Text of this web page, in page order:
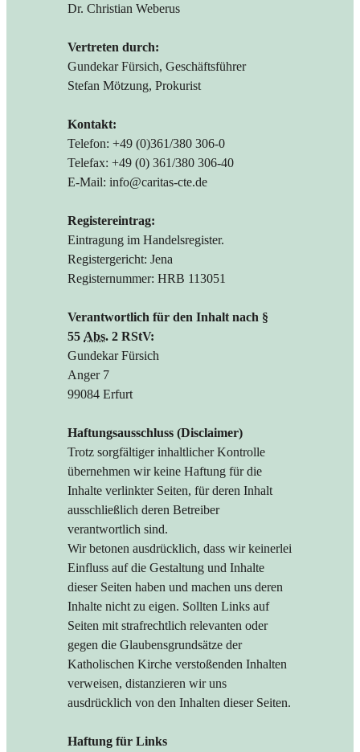
Dr. Christian Weberus
Vertreten durch:
Gundekar Fürsich, Geschäftsführer
Stefan Mötzung, Prokurist
Kontakt:
Telefon: +49 (0)361/380 306-0
Telefax: +49 (0) 361/380 306-40
E-Mail: info@caritas-cte.de
Registereintrag:
Eintragung im Handelsregister.
Registergericht: Jena
Registernummer: HRB 113051
Verantwortlich für den Inhalt nach §
55 Abs. 2 RStV:
Gundekar Fürsich
Anger 7
99084 Erfurt
Haftungsausschluss (Disclaimer)
Trotz sorgfältiger inhaltlicher Kontrolle
übernehmen wir keine Haftung für die
Inhalte verlinkter Seiten, für deren Inhalt
ausschließlich deren Betreiber
verantwortlich sind.
Wir betonen ausdrücklich, dass wir keinerlei
Einfluss auf die Gestaltung und Inhalte
dieser Seiten haben und machen uns deren
Inhalte nicht zu eigen. Sollten Links auf
Seiten mit strafrechtlich relevanten oder
gegen die Glaubensgrundsätze der
Katholischen Kirche verstoßenden Inhalten
verweisen, distanzieren wir uns
ausdrücklich von den Inhalten dieser Seiten.
Haftung für Links